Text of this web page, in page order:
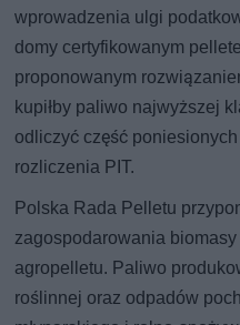
wprowadzenia ulgi
domy certyfikowanym
proponowanym
kupiłby paliwo najwyższej
odliczyć część
rozliczenia PIT.
Polska Rada Pelletu
zagospodarowania
agropelletu. Paliwo
roślinnej oraz odpadów